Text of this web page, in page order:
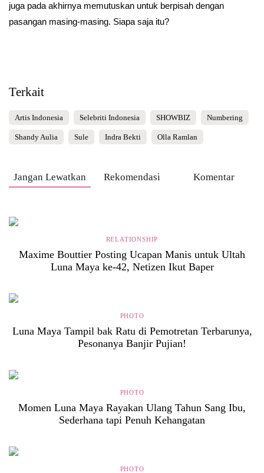
juga pada akhirnya memutuskan untuk berpisah dengan
pasangan masing-masing. Siapa saja itu?
Terkait
Artis Indonesia Selebriti Indonesia SHOWBIZ Numbering
Shandy Aulia Sule Indra Bekti Olla Ramlan
Jangan Lewatkan Rekomendasi Komentar
RELATIONSHIP
Maxime Bouttier Posting Ucapan Manis untuk Ultah
Luna Maya ke-42, Netizen Ikut Baper
PHOTO
Luna Maya Tampil bak Ratu di Pemotretan Terbarunya,
Pesonanya Banjir Pujian!
PHOTO
Momen Luna Maya Rayakan Ulang Tahun Sang Ibu,
Sederhana tapi Penuh Kehangatan
PHOTO